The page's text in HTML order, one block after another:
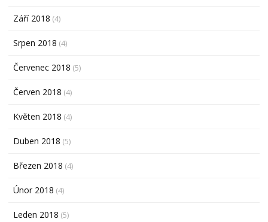
Září 2018 (4)
Srpen 2018 (4)
Červenec 2018 (5)
Červen 2018 (4)
Květen 2018 (4)
Duben 2018 (5)
Březen 2018 (4)
Únor 2018 (4)
Leden 2018 (5)